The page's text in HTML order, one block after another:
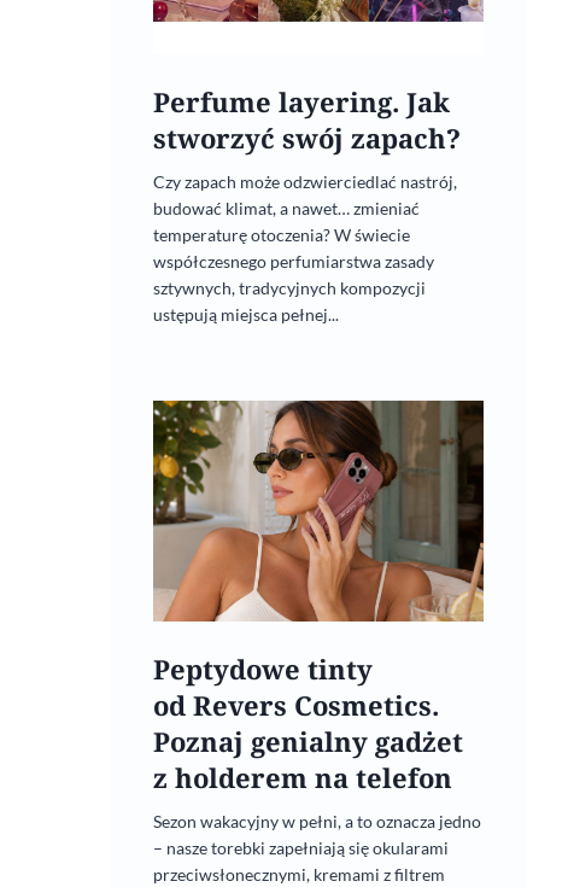
Perfume layering. Jak
stworzyć swój zapach?
Czy zapach może odzwierciedlać nastrój,
budować klimat, a nawet… zmieniać
temperaturę otoczenia? W świecie
współczesnego perfumiarstwa zasady
sztywnych, tradycyjnych kompozycji
ustępują miejsca pełnej...
Peptydowe tinty
od Revers Cosmetics.
Poznaj genialny gadżet
z holderem na telefon
Sezon wakacyjny w pełni, a to oznacza jedno
– nasze torebki zapełniają się okularami
przeciwsłonecznymi, kremami z filtrem